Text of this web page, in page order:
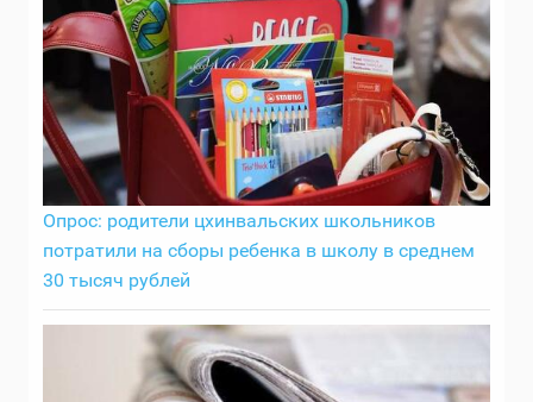
Опрос: родители цхинвальских школьников
потратили на сборы ребенка в школу в среднем
30 тысяч рублей